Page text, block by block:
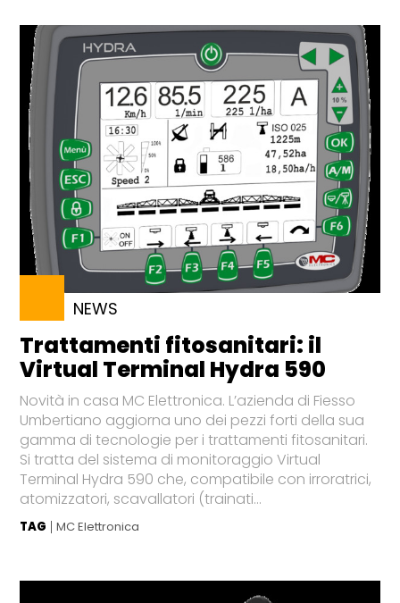
NEWS
Trattamenti fitosanitari: il
Virtual Terminal Hydra 590
Novità in casa MC Elettronica. L’azienda di Fiesso
Umbertiano aggiorna uno dei pezzi forti della sua
gamma di tecnologie per i trattamenti fitosanitari.
Si tratta del sistema di monitoraggio Virtual
Terminal Hydra 590 che, compatibile con irroratrici,
atomizzatori, scavallatori (trainati...
TAG MC Elettronica